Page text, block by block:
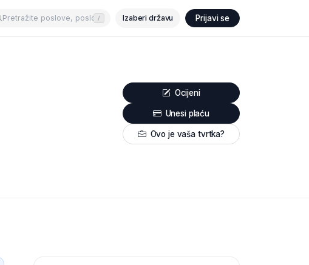
/ Izaberi državu Prijavi se
Ocijeni
Unesi plaću
Ovo je vaša tvrtka?